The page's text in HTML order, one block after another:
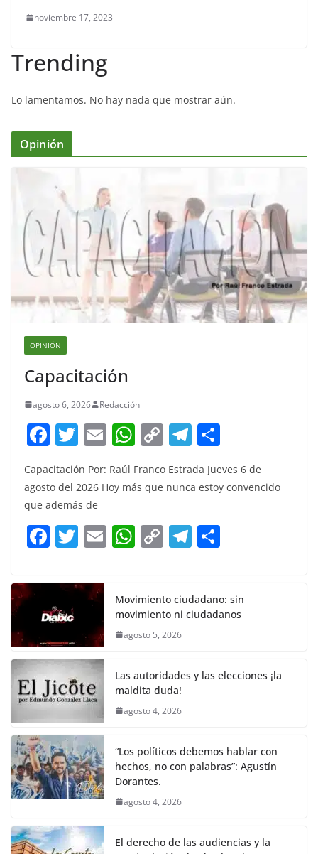
noviembre 17, 2023
Trending
Lo lamentamos. No hay nada que mostrar aún.
Opinión
OPINIÓN
Capacitación
agosto 6, 2026 Redacción
F
a
c
e
b
o
k
T
itt
er
E
m
ai
W
at
A
p
C
p
Li
n
T
el
e
a
m
ar
e
Capacitación Por: Raúl Franco Estrada Jueves 6 de
agosto del 2026 Hoy más que nunca estoy convencido
que además de
F
c
e
b
o
o
k
T
itt
er
E W
s
A
p
C
y
Li
k
T
gr
a
e
Movimiento ciudadano: sin
movimiento ni ciudadanos
agosto 5, 2026
Las autoridades y las elecciones ¡la
maldita duda!
agosto 4, 2026
“Los políticos debemos hablar con
hechos, no con palabras”: Agustín
Dorantes.
agosto 4, 2026
El derecho de las audiencias y la